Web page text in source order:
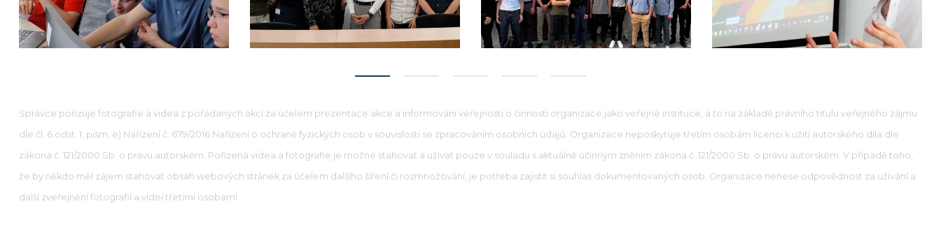
Správce pořizuje fotografie a videa z pořádaných akcí za účelem prezentace akce a informování veřejnosti o činnosti organizace jako veřejné instituce, a to na základě právního titulu veřejného zájmu
dle čl. 6 odst. 1, písm. e) Nařízení č. 679/2016 Nařízení o ochraně fyzických osob v souvislosti se zpracováním osobních údajů. Organizace neposkytuje třetím osobám licenci k užití autorského díla dle
zákona č. 121/2000 Sb. o právu autorském. Pořízená videa a fotografie je možné stahovat a užívat pouze v souladu s aktuálně účinným zněním zákona č. 121/2000 Sb. o právu autorském. V případě toho,
že by někdo měl zájem stahovat obsah webových stránek za účelem dalšího šíření či rozmnožování, je potřeba zajistit si souhlas dokumentovaných osob. Organizace nenese odpovědnost za užívání a
další zveřejnění fotografií a videí třetími osobami.